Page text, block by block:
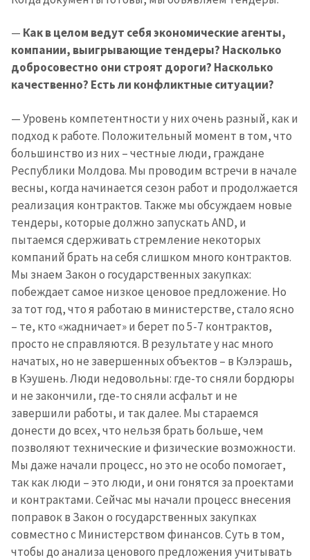
— Как в целом ведут себя экономические агенты,
компании, выигрывающие тендеры? Насколько
добросовестно они строят дороги? Насколько
качественно? Есть ли конфликтные ситуации?
— Уровень компетентности у них очень разный, как и
подход к работе. Положительный момент в том, что
большинство из них – честные люди, граждане
Республики Молдова. Мы проводим встречи в начале
весны, когда начинается сезон работ и продолжается
реализация контрактов. Также мы обсуждаем новые
тендеры, которые должно запускать AND, и
пытаемся сдерживать стремление некоторых
компаний брать на себя слишком много контрактов.
Мы знаем Закон о государственных закупках:
побеждает самое низкое ценовое предложение. Но
за тот год, что я работаю в министерстве, стало ясно
– те, кто «жадничает» и берет по 5-7 контрактов,
просто не справляются. В результате у нас много
начатых, но не завершенных объектов – в Кэлэрашь,
в Кэушень. Люди недовольны: где-то сняли бордюры
и не закончили, где-то сняли асфальт и не
завершили работы, и так далее. Мы стараемся
донести до всех, что нельзя брать больше, чем
позволяют технические и физические возможности.
Мы даже начали процесс, но это не особо помогает,
так как люди – это люди, и они гонятся за проектами
и контрактами. Сейчас мы начали процесс внесения
поправок в Закон о государственных закупках
совместно с Министерством финансов. Суть в том,
чтобы до анализа ценового предложения учитывать